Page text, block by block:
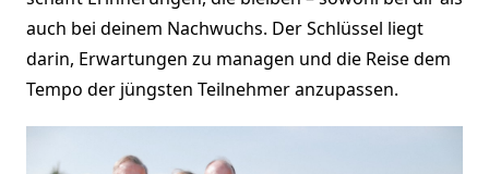
auch bei deinem Nachwuchs. Der Schlüssel liegt
darin, Erwartungen zu managen und die Reise dem
Tempo der jüngsten Teilnehmer anzupassen.